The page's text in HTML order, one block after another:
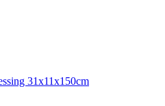
31x11x150cm